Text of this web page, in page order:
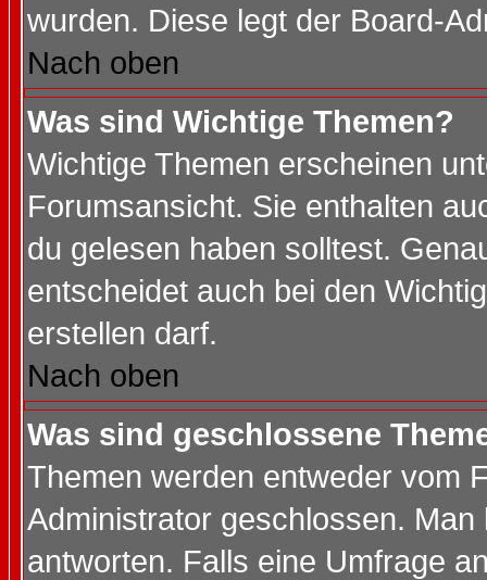
wurden. Diese legt der Board-
Nach oben
Was sind Wichtige Themen?
Wichtige Themen erscheinen
Forumsansicht. Sie enthalten
du gelesen haben solltest.
entscheidet auch bei den
erstellen darf.
Nach oben
Was sind geschlossene
Themen werden entweder vom
Administrator geschlossen.
antworten. Falls eine Umfrage